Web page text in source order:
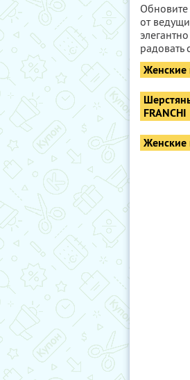
от
Женские
FRANCHI
Женские